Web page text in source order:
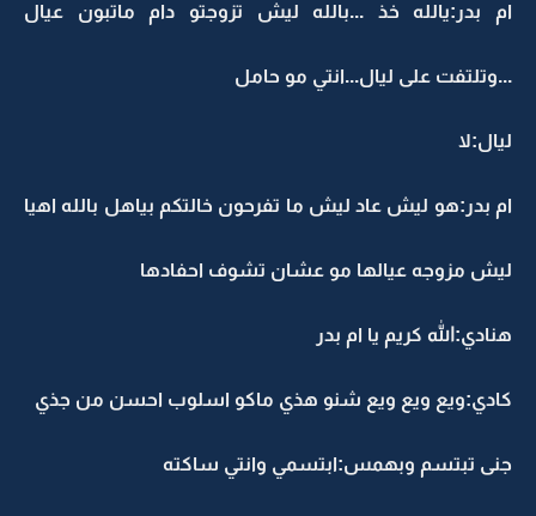
ام بدر:يالله خذ ...بالله ليش تزوجتو دام ماتبون عيال
...وتلتفت على ليال...انتي مو حامل
ليال:لا
ام بدر:هو ليش عاد ليش ما تفرحون خالتكم بياهل بالله اهيا
ليش مزوجه عيالها مو عشان تشوف احفادها
هنادي:الله كريم يا ام بدر
كادي:ويع ويع ويع شنو هذي ماكو اسلوب احسن من جذي
جنى تبتسم وبهمس:ابتسمي وانتي ساكته